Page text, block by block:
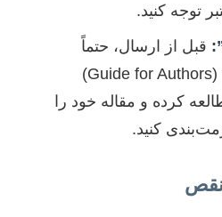
توجه کنید.
قبل از ارسال، حتماً
“راهنمای نویسندگان” (Guide for Authors)
کرده و مقاله خود را
کنید.